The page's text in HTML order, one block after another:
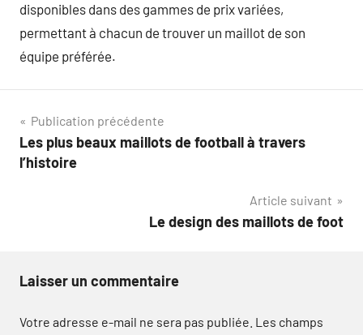
disponibles dans des gammes de prix variées,
permettant à chacun de trouver un maillot de son
équipe préférée.
Navigation
de
Publication précédente
Les plus beaux maillots de football à travers
l’histoire
Article suivant
Le design des maillots de foot
Laisser un commentaire
Votre adresse e-mail ne sera pas publiée. Les champs